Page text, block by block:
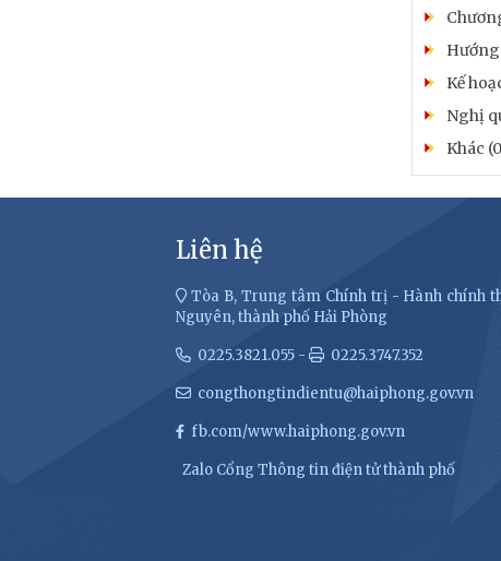
Hướng
Kế
Nghị
Khác
Liên hệ
Tòa B, Trung tâm Chính trị - Hành chính
Nguyên, thành phố Hải Phòng
0225.3821.055 - 0225.3747.352
congthongtindientu@haiphong.gov.vn
fb.com/www.haiphong.gov.vn
Zalo Cổng Thông tin điện tử thành phố